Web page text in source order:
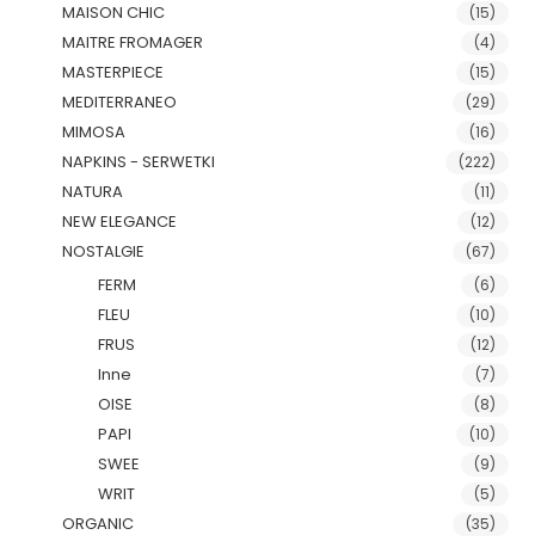
MAISON CHIC (15)
MAITRE FROMAGER (4)
MASTERPIECE (15)
MEDITERRANEO (29)
MIMOSA (16)
NAPKINS - SERWETKI (222)
NATURA (11)
NEW ELEGANCE (12)
NOSTALGIE (67)
FERM (6)
FLEU (10)
FRUS (12)
Inne (7)
OISE (8)
PAPI (10)
SWEE (9)
WRIT (5)
ORGANIC (35)